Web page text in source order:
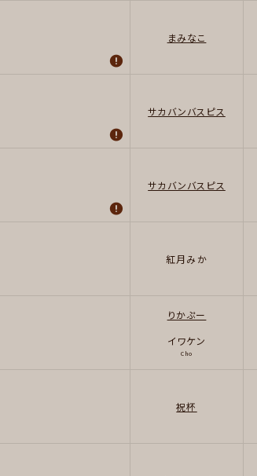
まみなこ
サカバンバスピス
サカバンバスピス
紅月みか
りかぷー
イワケン
Cho
祝杯